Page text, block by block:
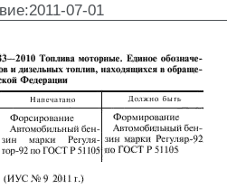
07-01